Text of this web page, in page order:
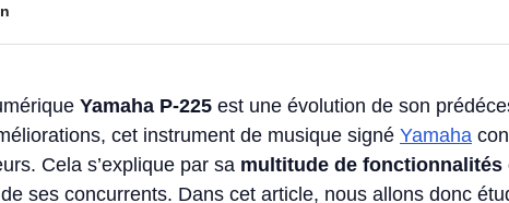
Yamaha P-225 est une évolution de son
cet instrument de musique signé Yamaha
Cela s’explique par sa multitude de fonctionnalités
ses concurrents. Dans cet article, nous allons donc